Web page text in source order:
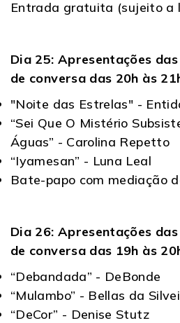
Entrada gratuita (sujeito a
Dia 25: Apresentações
de conversa das 20h às
"Noite das Estrelas" -
“Sei Que O Mistério
Águas” - Carolina Repetto
“Iyamesan” - Luna Leal
Bate-papo com mediação
Dia 26: Apresentações
de conversa das 19h às
“Debandada” - DeBonde
“Mulambo” - Bellas da
“DeCor” - Denise Stutz